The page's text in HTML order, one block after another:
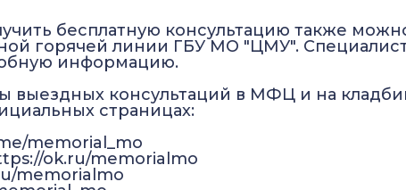
бесплатную консультацию также
горячей линии ГБУ МО "ЦМУ".
информацию.
выездных консультаций в МФЦ и на
страницах:
memorial_mo
ok.ru/memorialmo
memorialmo